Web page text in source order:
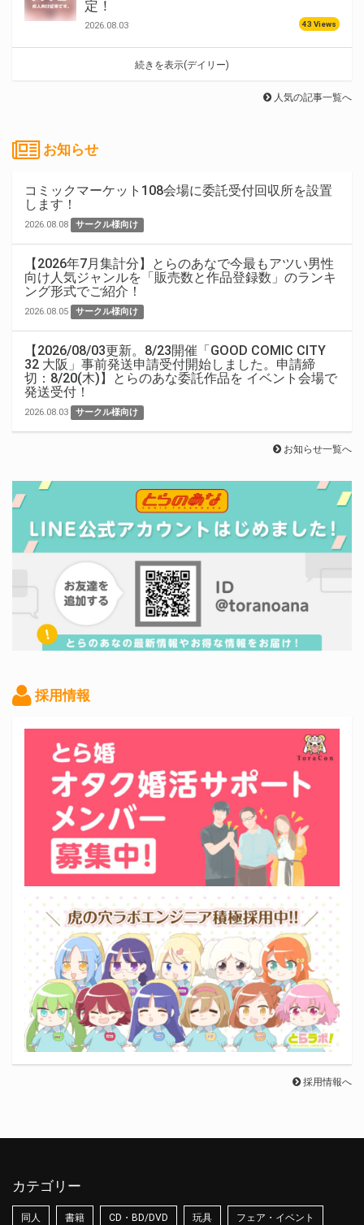
定！
2026.08.03 43 Views
続きを表示(デイリー)
人気の記事一覧へ
お知らせ
コミックマーケット108会場に委託受付回収所を設置
します！
2026.08.08 サークル様向け
【2026年7月集計分】とらのあなで今最もアツい男性
向け人気ジャンルを「販売数と作品登録数」のランキ
ング形式でご紹介！
2026.08.05 サークル様向け
【2026/08/03更新。8/23開催「GOOD COMIC CITY
32 大阪」事前発送申請受付開始しました。申請締
切：8/20(木)】とらのあな委託作品を イベント会場で
発送受付！
2026.08.03 サークル様向け
お知らせ一覧へ
採用情報
採用情報へ
カテゴリー
同人 書籍 CD・BD/DVD 玩具 フェア・イベント